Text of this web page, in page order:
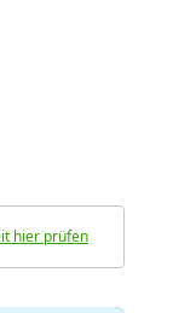
hier prüfen